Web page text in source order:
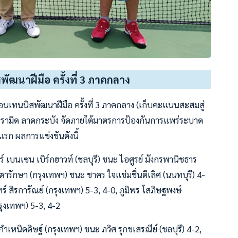
พัฒนาฝีมือ ครั้งที่ 3 ภาคกลาง
นเทนนิสพัฒนาฝีมือ ครั้งที่ 3 ภาคกลาง (เก็บคะแนนสะสมสู่
มิด ลาดกระบัง จัดภายใต้มาตรการป้องกันการแพร่ระบาด
รก ผลการแข่งขันดังนี้
เบนเซน เบิร์กฮาวท์ (ชลบุรี) ชนะ ไอศูรย์ มังกรพานิชธาร
รักษา (กรุงเทพฯ) ชนะ ชาคร ใจแช่มชื่นดีเลิศ (นนทบุรี) 4-
สิรการัณย์ (กรุงเทพฯ) 5-3, 4-0, ภูมิพร โสภิษฐพงษ์
เทพฯ) 5-3, 4-2
เหนิดดิษฐ์ (กรุงเทพฯ) ชนะ ภวิศ รุกขเสรณีย์ (ชลบุรี) 4-2,